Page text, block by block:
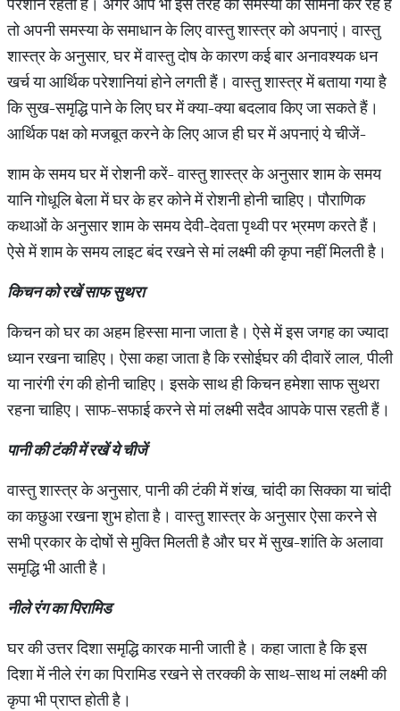
परेशान रहता है। अगर आप भी इस तरह की समस्या का सामना कर रहे हैं
तो अपनी समस्या के समाधान के लिए वास्तु शास्त्र को अपनाएं। वास्तु
शास्त्र के अनुसार, घर में वास्तु दोष के कारण कई बार अनावश्यक धन
खर्च या आर्थिक परेशानियां होने लगती हैं। वास्तु शास्त्र में बताया गया है
कि सुख-समृद्धि पाने के लिए घर में क्या-क्या बदलाव किए जा सकते हैं।
आर्थिक पक्ष को मजबूत करने के लिए आज ही घर में अपनाएं ये चीजें-
शाम के समय घर में रोशनी करें- वास्तु शास्त्र के अनुसार शाम के समय
यानि गोधूलि बेला में घर के हर कोने में रोशनी होनी चाहिए। पौराणिक
कथाओं के अनुसार शाम के समय देवी-देवता पृथ्वी पर भ्रमण करते हैं।
ऐसे में शाम के समय लाइट बंद रखने से मां लक्ष्मी की कृपा नहीं मिलती है।
किचनकोरखेंसाफसुथरा
किचन को घर का अहम हिस्सा माना जाता है। ऐसे में इस जगह का ज्यादा
ध्यान रखना चाहिए। ऐसा कहा जाता है कि रसोईघर की दीवारें लाल, पीली
या नारंगी रंग की होनी चाहिए। इसके साथ ही किचन हमेशा साफ सुथरा
रहना चाहिए। साफ-सफाई करने से मां लक्ष्मी सदैव आपके पास रहती हैं।
पानीकीटंकीमेंरखेंयेचीजें
वास्तु शास्त्र के अनुसार, पानी की टंकी में शंख, चांदी का सिक्का या चांदी
का कछुआ रखना शुभ होता है। वास्तु शास्त्र के अनुसार ऐसा करने से
सभी प्रकार के दोषों से मुक्ति मिलती है और घर में सुख-शांति के अलावा
समृद्धि भी आती है।
नीले रंगकापिरामिड
घर की उत्तर दिशा समृद्धि कारक मानी जाती है। कहा जाता है कि इस
दिशा में नीले रंग का पिरामिड रखने से तरक्की के साथ-साथ मां लक्ष्मी की
कृपा भी प्राप्त होती है।